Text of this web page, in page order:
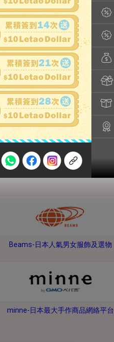
手錶
Beams-日本人氣男女服飾及選物
minne-日本最大手作商品網絡平台